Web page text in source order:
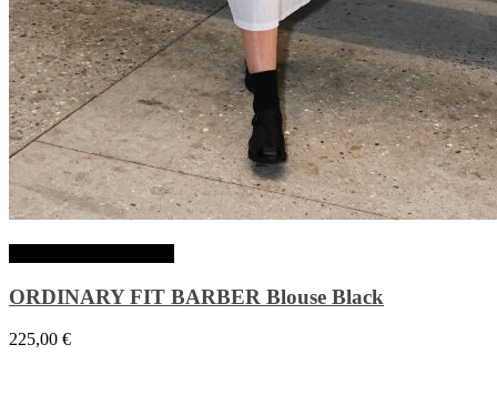
ORDINARY FIT BARBER Blouse Black
225,00 €